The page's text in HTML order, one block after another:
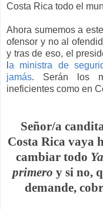
Costa Rica todo el
Ahora sumemos a
ofensor y no al
y tras de eso, el
a ministra de
jamás.
Serán los
ineficientes como en
Señor/a
Costa Rica vaya
cambiar todo Ya
primero y si no,
demande,